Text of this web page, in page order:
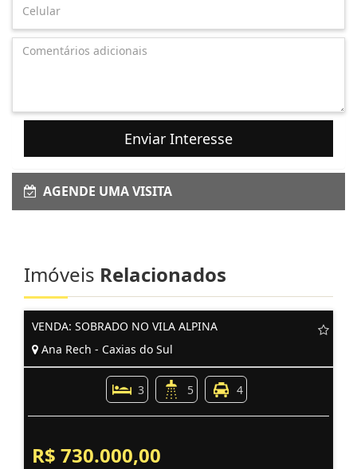
Enviar Interesse
AGENDE UMA VISITA
Imóveis Relacionados
VENDA: SOBRADO NO VILA ALPINA
Ana Rech - Caxias do Sul
3 5 4
R$ 730.000,00